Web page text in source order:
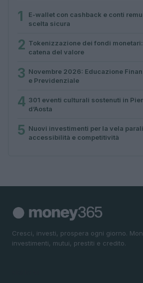
1
E-wallet con cashback e conti
scelta sicura
2 Tokenizzazione dei fondi
catena del valore
3 Novembre 2026: Educazione
e Previdenziale
4 301 eventi culturali sostenuti in
d’Aosta
5 Nuovi investimenti per la vela
accessibilità e competitività
Cresci, investi, prospera ogni giorno.
investimenti, mutui, prestiti e credito.